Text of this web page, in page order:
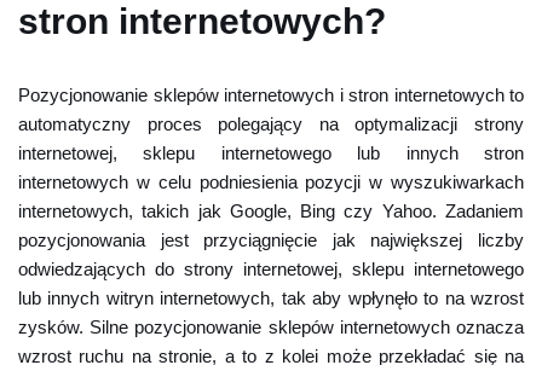
stron internetowych?
Pozycjonowanie sklepów internetowych i stron internetowych to
automatyczny proces polegający na optymalizacji strony
internetowej, sklepu internetowego lub innych stron
internetowych w celu podniesienia pozycji w wyszukiwarkach
internetowych, takich jak Google, Bing czy Yahoo. Zadaniem
pozycjonowania jest przyciągnięcie jak największej liczby
odwiedzających do strony internetowej, sklepu internetowego
lub innych witryn internetowych, tak aby wpłynęło to na wzrost
zysków. Silne pozycjonowanie sklepów internetowych oznacza
wzrost ruchu na stronie, a to z kolei może przekładać się na